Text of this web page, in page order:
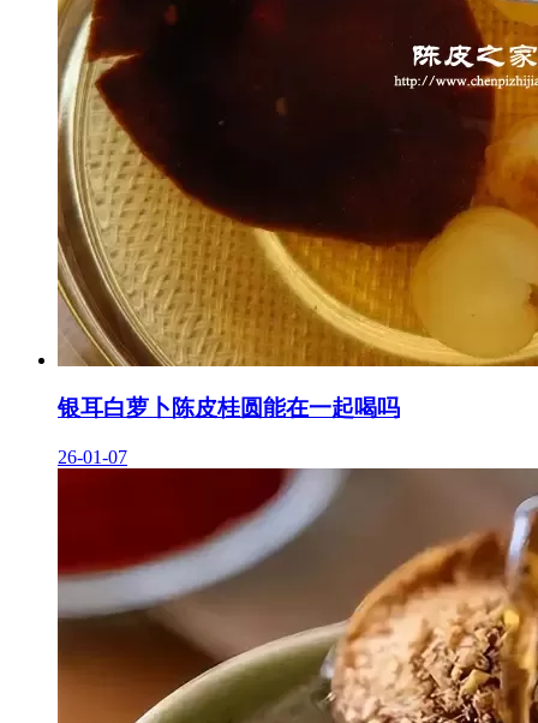
银耳白萝卜陈皮桂圆能在一起喝吗
26-01-07